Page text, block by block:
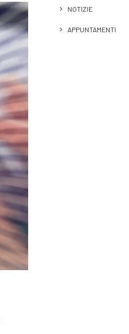
NOTIZIE
APPUNTAMENTI